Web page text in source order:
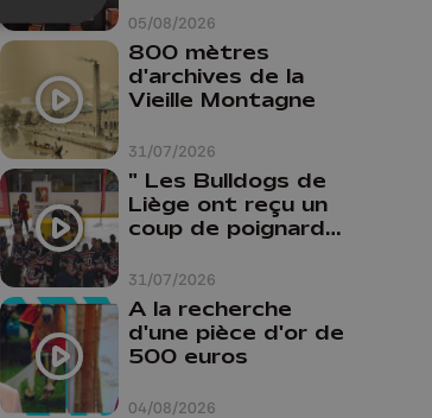
05/08/2026
Liège
31/07/2026
800 mètres
d'archives de la
Vieille Montagne
31/07/2026
" Les Bulldogs de
Liège ont reçu un
coup de poignard
04/08/2026
A la recherche
d'une pièce d'or de
500 euros